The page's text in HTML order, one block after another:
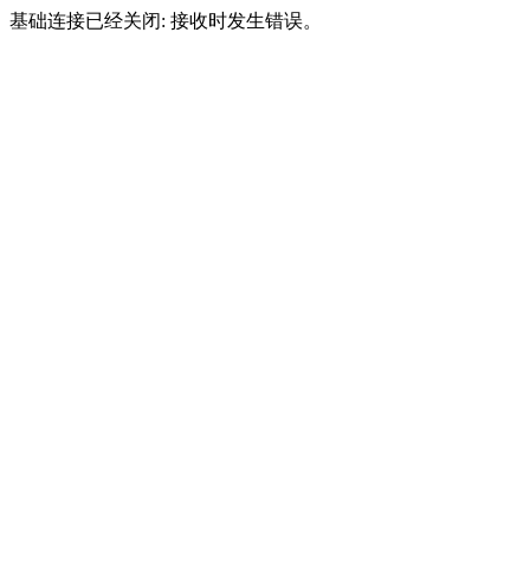
基础连接已经关闭: 接收时发生错误。